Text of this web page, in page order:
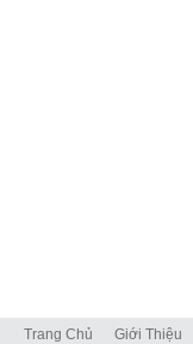
Trang Chủ Giới Thiệu